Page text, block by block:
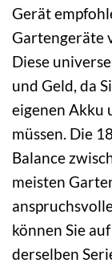
Gerät
Gartengeräte
Diese
und Geld, da
eigenen Akku
müssen. Die
Balance
meisten
können Sie
derselben